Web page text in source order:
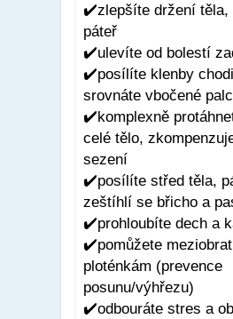
✔️zlepšíte držení těla,
páteř
✔️ulevíte od bolestí
✔️posílíte klenby
srovnáte vbočené
✔️komplexně
celé tělo,
sezení
✔️posílíte střed těla,
zeštíhlí se břicho a
✔️prohloubíte dech a
✔️pomůžete
ploténkám (prevence
posunu/výhřezu)
✔️odbouráte stres a